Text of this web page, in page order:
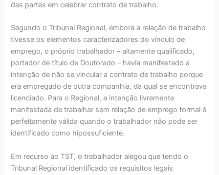
das partes em celebrar contrato de trabalho.
Segundo o Tribunal Regional, embora a relação de trabalho
tivesse os elementos caracterizadores do vínculo de
emprego, o próprio trabalhador – altamente qualificado,
portador de título de Doutorado – havia manifestado a
intenção de não se vincular a contrato de trabalho porque
era empregado de outra companhia, da qual se encontrava
licenciado. Para o Regional, a intenção livremente
manifestada de trabalhar sem relação de emprego formal é
perfeitamente válida quando o trabalhador não pode ser
identificado como hipossuficiente.
Em recurso ao TST, o trabalhador alegou que tendo o
Tribunal Regional identificado os requisitos legais